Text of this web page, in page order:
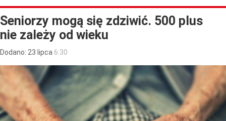
Seniorzy mogą się zdziwić. 500 plus
nie zależy od wieku
Dodano: 23 lipca 6:30